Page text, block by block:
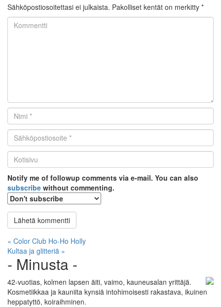
Sähköpostiosoitettasi ei julkaista. Pakolliset kentät on merkitty *
Kommentti
Nimi
*
Email
*
Kotisivu
*
Notify me of followup comments via e-mail. You can also
subscribe without commenting.
Artikkelien
selaus
« Color Club Ho-Ho Holly
Kultaa ja glitteriä »
- Minusta -
42-vuotias, kolmen lapsen äiti, vaimo, kauneusalan yrittäjä.
Kosmetiikkaa ja kauniita kynsiä intohimoisesti rakastava, ikuinen
heppatyttö, koiraihminen.